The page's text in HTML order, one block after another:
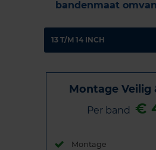
bandenmaat
Montage Veilig
Per band €
Montage